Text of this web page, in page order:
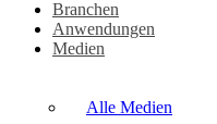
Branchen
Anwendungen
Medien
Alle Medien